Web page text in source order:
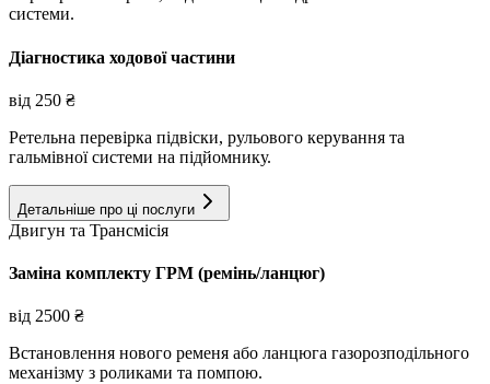
системи.
Діагностика ходової частини
від 250 ₴
Ретельна перевірка підвіски, рульового керування та
гальмівної системи на підйомнику.
Детальніше про ці послуги
Двигун та Трансмісія
Заміна комплекту ГРМ (ремінь/ланцюг)
від 2500 ₴
Встановлення нового ременя або ланцюга газорозподільного
механізму з роликами та помпою.